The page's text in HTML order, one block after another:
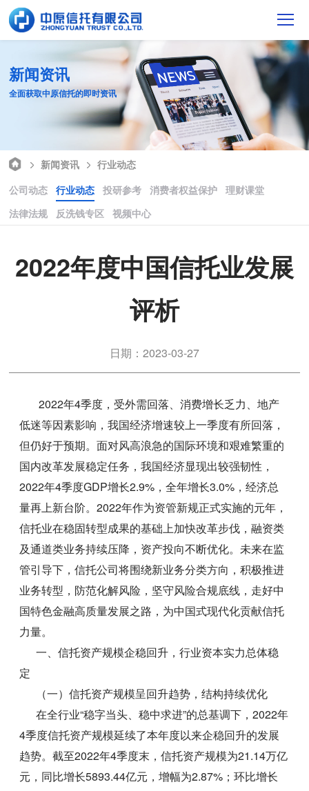
新闻资讯
全面获取中原信托的即时资讯
新闻资讯
行业动态
公司动态
行业动态 投研参考 消费者权益保护
理财课堂
法律法规
反洗钱专区 视频中心
2022年度中国信托业发展
评析
日期：2023-03-27
2022年4季度，受外需回落、消费增长乏力、地产
低迷等因素影响，我国经济增速较上一季度有所回落，
但仍好于预期。面对风高浪急的国际环境和艰难繁重的
国内改革发展稳定任务，我国经济显现出较强韧性，
2022年4季度GDP增长2.9%，全年增长3.0%，经济总
量再上新台阶。2022年作为资管新规正式实施的元年，
信托业在稳固转型成果的基础上加快改革步伐，融资类
及通道类业务持续压降，资产投向不断优化。未来在监
管引导下，信托公司将围绕新业务分类方向，积极推进
业务转型，防范化解风险，坚守风险合规底线，走好中
国特色金融高质量发展之路，为中国式现代化贡献信托
力量。
一、信托资产规模企稳回升，行业资本实力总体稳
定
（一）信托资产规模呈回升趋势，结构持续优化
在全行业“稳字当头、稳中求进”的总基调下，2022年
4季度信托资产规模延续了本年度以来企稳回升的发展
趋势。截至2022年4季度末，信托资产规模为21.14万亿
元，同比增长5893.44亿元，增幅为2.87%；环比增长